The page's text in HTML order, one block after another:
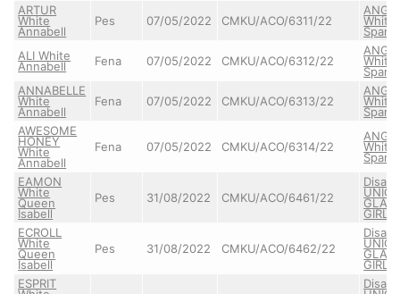
ARTUR
White
Annabell
Pes 07/05/2022 CMKU/ACO/6311/22 White
ALI White
Annabell Fena 07/05/2022 CMKU/ACO/6312/22 White
ANNABELLE
White
Annabell
Fena 07/05/2022 CMKU/ACO/6313/22 White
AWESOME
HONEY
White
Annabell
Fena 07/05/2022 CMKU/ACO/6314/22 White
EAMON
White
Queen
Isabell
Pes 31/08/2022 CMKU/ACO/6461/22
GIRL
ECROLL
White
Queen
Isabell
Pes 31/08/2022 CMKU/ACO/6462/22
GIRL
ESPRIT